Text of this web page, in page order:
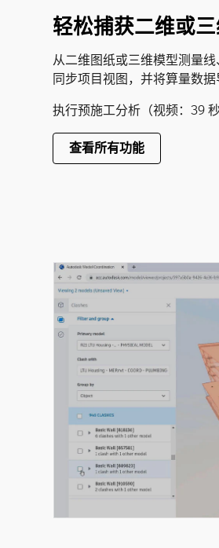
轻松捕获二维或
从二维图纸或三维模型测量
同步项目视图，并将算量数据
执行预施工分析（视频：39 秒
查看所有功能